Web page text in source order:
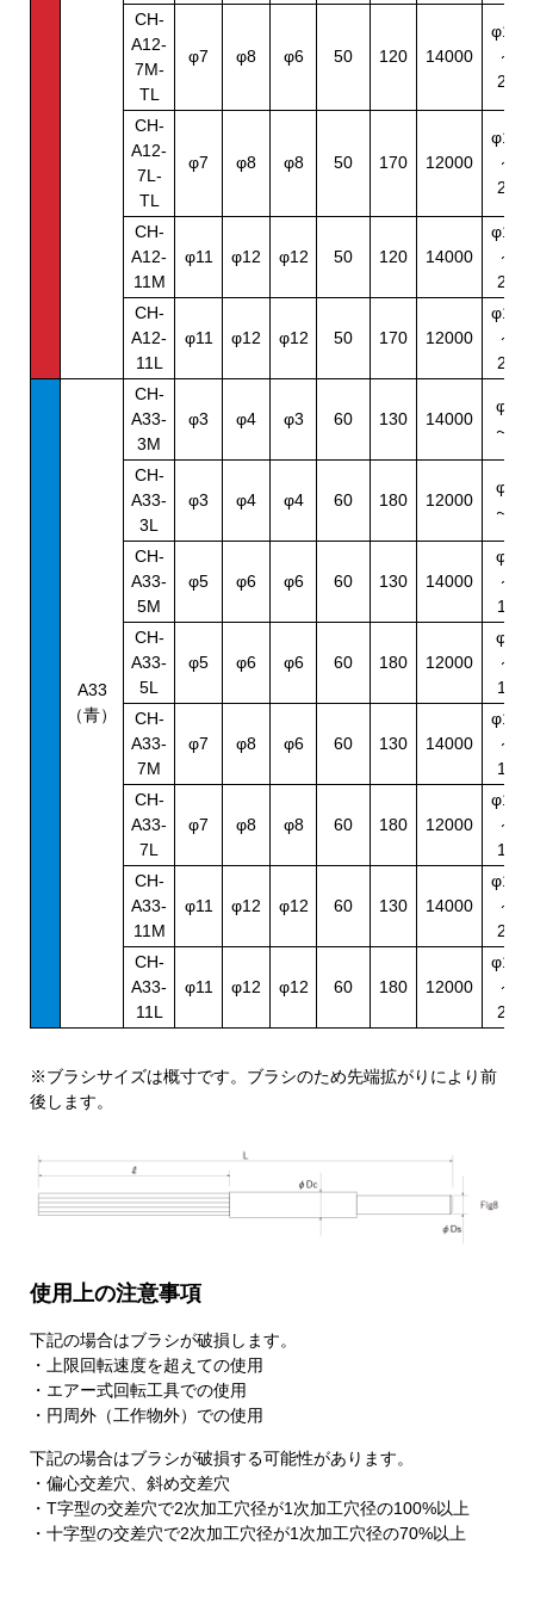
CH-
A12-
7M-
TL
φ7 φ8 φ6 50 120 14000
φ10
～
20
CH-
A12-
7L-
TL
φ7 φ8 φ8 50 170 12000
φ10
～
20
CH-
A12-
11M
φ11 φ12 φ12 50 120 14000
φ14
～
20
CH-
A12-
11L
φ11 φ12 φ12 50 170 12000
φ14
～
20
A33
（青）
CH-
A33-
3M
φ3 φ4 φ3 60 130 14000
φ5
～8
CH-
A33-
3L
φ3 φ4 φ4 60 180 12000
φ5
～8
CH-
A33-
5M
φ5 φ6 φ6 60 130 14000
φ8
～
10
CH-
A33-
5L
φ5 φ6 φ6 60 180 12000
φ8
～
10
CH-
A33-
7M
φ7 φ8 φ6 60 130 14000
φ10
～
14
CH-
A33-
7L
φ7 φ8 φ8 60 180 12000
φ10
～
14
CH-
A33-
11M
φ11 φ12 φ12 60 130 14000
φ14
～
20
CH-
A33-
11L
φ11 φ12 φ12 60 180 12000
φ14
～
20
※ブラシサイズは概寸です。ブラシのため先端拡がりにより前
後します。
使用上の注意事項
下記の場合はブラシが破損します。
・上限回転速度を超えての使用
・エアー式回転工具での使用
・円周外（工作物外）での使用
下記の場合はブラシが破損する可能性があります。
・偏心交差穴、斜め交差穴
・T字型の交差穴で2次加工穴径が1次加工穴径の100%以上
・十字型の交差穴で2次加工穴径が1次加工穴径の70%以上